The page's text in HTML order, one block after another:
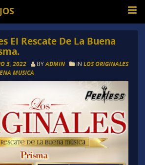
El Rescate De La Buena
3, 2022 BYADMIN IN LOS ORIGINALES
MUSICA